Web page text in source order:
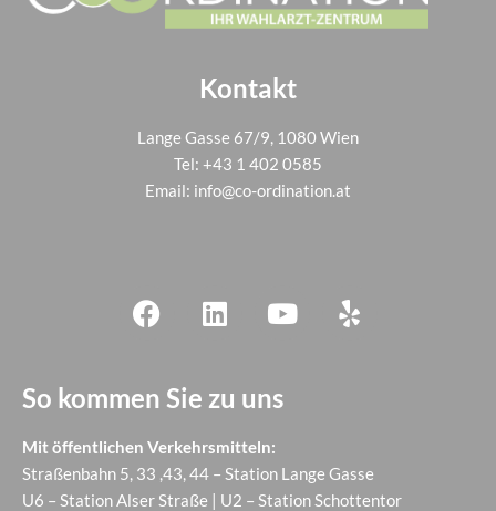
Kontakt
Lange Gasse 67/9, 1080 Wien
Tel: +43 1 402 0585
Email: info@co-ordination.at
So kommen Sie zu uns
Mit öffentlichen Verkehrsmitteln:
Straßenbahn 5, 33 ,43, 44 – Station Lange Gasse
U6 – Station Alser Straße | U2 – Station Schottentor